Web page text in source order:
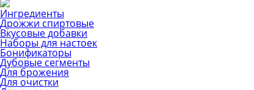
Ингредиенты
Дрожжи спиртовые
Вкусовые добавки
Наборы для настоек
Бонификаторы
Дубовые сегменты
Для брожения
Для очистки